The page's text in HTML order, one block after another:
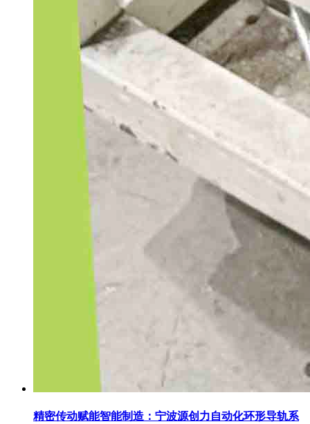
精密传动赋能智能制造：宁波源创力自动化环形导轨系